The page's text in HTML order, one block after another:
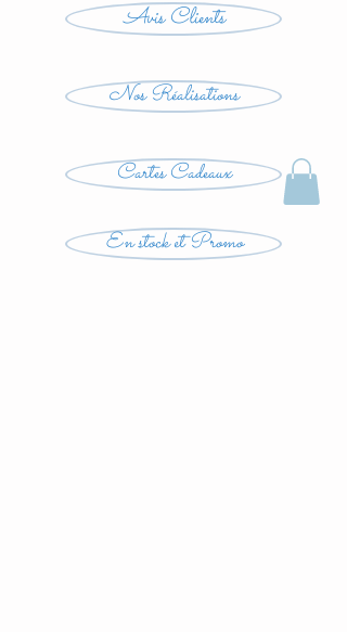
Avis Clients
Nos Réalisations
Cartes Cadeaux
En stock et Promo